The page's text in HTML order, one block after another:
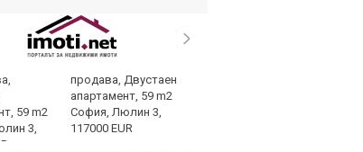
продава, Двустаен
апартамент, 59 m2
София, Люлин 3,
117000 EUR